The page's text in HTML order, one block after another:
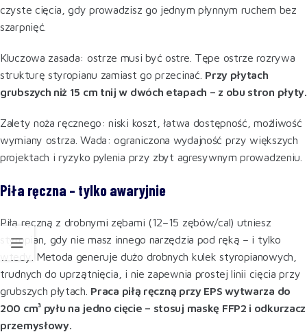
czyste cięcia, gdy prowadzisz go jednym płynnym ruchem bez
szarpnięć.
Kluczowa zasada: ostrze musi być ostre. Tępe ostrze rozrywa
strukturę styropianu zamiast go przecinać. Przy płytach
grubszych niż 15 cm tnij w dwóch etapach – z obu stron płyty.
Zalety noża ręcznego: niski koszt, łatwa dostępność, możliwość
wymiany ostrza. Wada: ograniczona wydajność przy większych
projektach i ryzyko pylenia przy zbyt agresywnym prowadzeniu.
Piła ręczna – tylko awaryjnie
Piłą ręczną z drobnymi zębami (12–15 zębów/cal) utniesz
styropian, gdy nie masz innego narzędzia pod ręką – i tylko
wtedy. Metoda generuje dużo drobnych kulek styropianowych,
trudnych do uprzątnięcia, i nie zapewnia prostej linii cięcia przy
grubszych płytach. Praca piłą ręczną przy EPS wytwarza do
200 cm³ pyłu na jedno cięcie – stosuj maskę FFP2 i odkurzacz
przemysłowy.